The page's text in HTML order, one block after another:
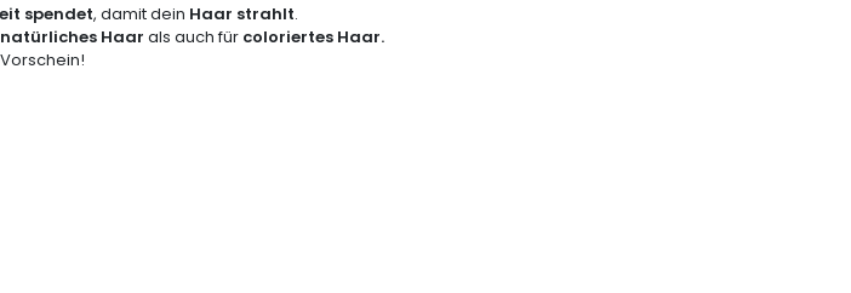
spendet, damit dein Haar strahlt.
natürliches Haar als auch für coloriertes Haar.